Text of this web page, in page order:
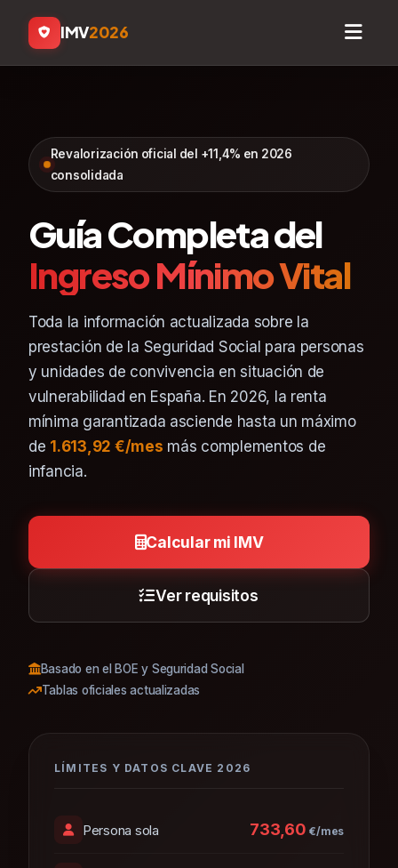
IMV2026
Revalorización oficial del +11,4% en 2026
consolidada
Guía Completa del
Ingreso Mínimo Vital
Toda la información actualizada sobre la
prestación de la Seguridad Social para personas
y unidades de convivencia en situación de
vulnerabilidad en España. En 2026, la renta
mínima garantizada asciende hasta un máximo
de 1.613,92 €/mes más complementos de
infancia.
Calcular mi IMV
Ver requisitos
Basado en el BOE y Seguridad Social
Tablas oficiales actualizadas
LÍMITES Y DATOS CLAVE 2026
Persona sola 733,60€/mes